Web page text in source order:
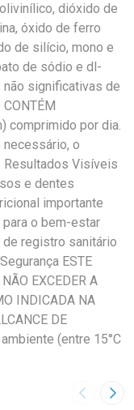
dióxido de
óxido de ferro
de silício, mono e
de sódio e dl-
significativas de
CONTÉM
comprimido por dia.
necessário, o
Resultados Visíveis
e dentes
importante
o bem-estar
registro sanitário
ESTE
EXCEDER A
INDICADA NA
DE
(entre 15°C
Imagem